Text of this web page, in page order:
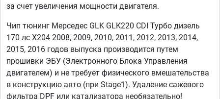
за счет увеличения мощности двигателя.
Чип тюнинг Мерседес GLK GLK220 CDI Турбо дизель
170 лс X204 2008, 2009, 2010, 2011, 2012, 2013, 2014,
2015, 2016 годов выпуска производится путем
прошивки ЭБУ (Электронного Блока Управления
двигателем) и не требует физического вмешательства
в конструкцию авто (при Stage1). Удаление сажевого
фильтра DPF или катализатора необязательно!